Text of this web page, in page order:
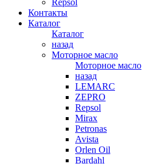
Repsol
Контакты
Каталог
Каталог
назад
Моторное масло
Моторное масло
назад
LEMARC
ZEPRO
Repsol
Mirax
Petronas
Avista
Orlen Oil
Bardahl